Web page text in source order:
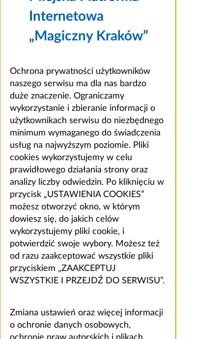
Internetowa
„Magiczny Kraków”
Ochrona prywatności użytkowników
naszego serwisu ma dla nas bardzo
duże znaczenie. Ograniczamy
wykorzystanie i zbieranie informacji o
użytkownikach serwisu do niezbędnego
minimum wymaganego do świadczenia
usług na najwyższym poziomie. Pliki
cookies wykorzystujemy w celu
prawidłowego działania strony oraz
analizy liczby odwiedzin. Po kliknięciu w
przycisk „USTAWIENIA COOKIES”
możesz otworzyć okno, w którym
dowiesz się, do jakich celów
wykorzystujemy pliki cookie, i
potwierdzić swoje wybory. Możesz też
od razu zaakceptować wszystkie pliki
przyciskiem „ZAAKCEPTUJ
WSZYSTKIE I PRZEJDŹ DO SERWISU”.
Zmiana ustawień oraz więcej informacji
o ochronie danych osobowych,